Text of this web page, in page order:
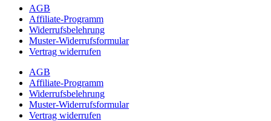
AGB
Affiliate-Programm
Widerrufsbelehrung
Muster-Widerrufsformular
Vertrag widerrufen
AGB
Affiliate-Programm
Widerrufsbelehrung
Muster-Widerrufsformular
Vertrag widerrufen